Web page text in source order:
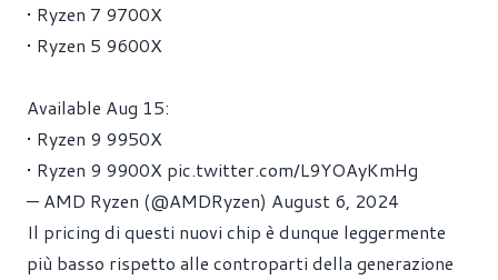
• Ryzen 7 9700X
• Ryzen 5 9600X
Available Aug 15:
• Ryzen 9 9950X
• Ryzen 9 9900X pic.twitter.com/L9YOAyKmHg
— AMD Ryzen (@AMDRyzen) August 6, 2024
Il pricing di questi nuovi chip è dunque leggermente
più basso rispetto alle controparti della generazione